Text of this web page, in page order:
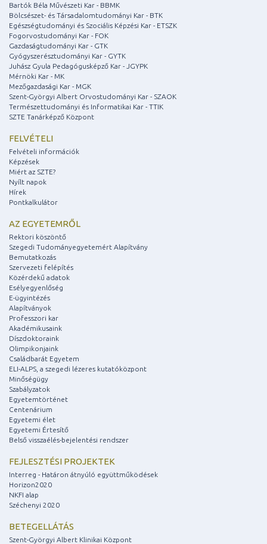
Bartók Béla Művészeti Kar - BBMK
Bölcsészet- és Társadalomtudományi Kar - BTK
Egészségtudományi és Szociális Képzési Kar - ETSZK
Fogorvostudományi Kar - FOK
Gazdaságtudományi Kar - GTK
Gyógyszerésztudományi Kar - GYTK
Juhász Gyula Pedagógusképző Kar - JGYPK
Mérnöki Kar - MK
Mezőgazdasági Kar - MGK
Szent-Györgyi Albert Orvostudományi Kar - SZAOK
Természettudományi és Informatikai Kar - TTIK
SZTE Tanárképző Központ
FELVÉTELI
Felvételi információk
Képzések
Miért az SZTE?
Nyílt napok
Hírek
Pontkalkulátor
AZ EGYETEMRŐL
Rektori köszöntő
Szegedi Tudományegyetemért Alapítvány
Bemutatkozás
Szervezeti felépítés
Közérdekű adatok
Esélyegyenlőség
E-ügyintézés
Alapítványok
Professzori kar
Akadémikusaink
Díszdoktoraink
Olimpikonjaink
Családbarát Egyetem
ELI-ALPS, a szegedi lézeres kutatóközpont
Minőségügy
Szabályzatok
Egyetemtörténet
Centenárium
Egyetemi élet
Egyetemi Értesítő
Belső visszaélés-bejelentési rendszer
FEJLESZTÉSI PROJEKTEK
Interreg - Határon átnyúló együttműködések
Horizon2020
NKFI alap
Széchenyi 2020
BETEGELLÁTÁS
Szent-Györgyi Albert Klinikai Központ